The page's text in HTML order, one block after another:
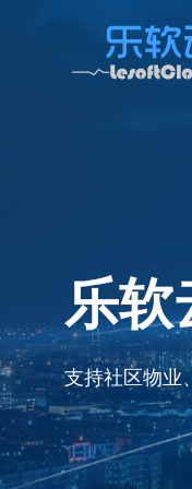
乐软
支持社区物业